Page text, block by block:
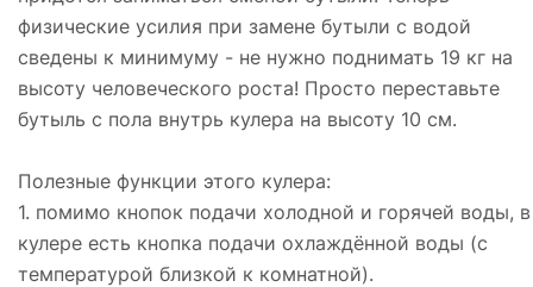
физические усилия при замене бутыли с водой
сведены к минимуму - не нужно поднимать 19 кг на
высоту человеческого роста! Просто переставьте
бутыль с пола внутрь кулера на высоту 10 см.
Полезные функции этого кулера:
1. помимо кнопок подачи холодной и горячей воды, в
кулере есть кнопка подачи охлаждённой воды (с
температурой близкой к комнатной).